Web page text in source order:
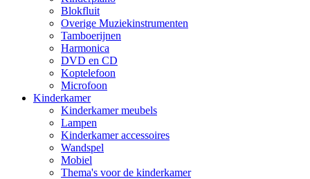
Blokfluit
Overige Muziekinstrumenten
Tamboerijnen
Harmonica
DVD en CD
Koptelefoon
Microfoon
Kinderkamer
Kinderkamer meubels
Lampen
Kinderkamer accessoires
Wandspel
Mobiel
Thema's voor de kinderkamer